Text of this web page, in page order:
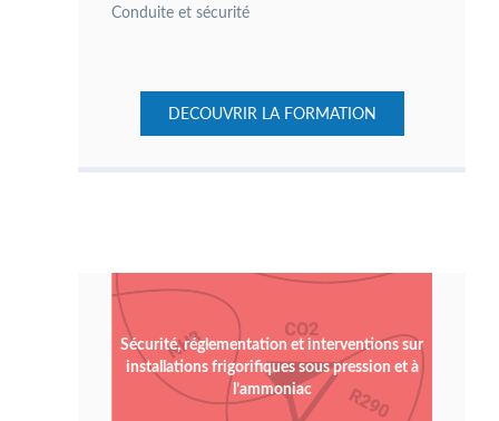
Conduite et sécurité
DECOUVRIR LA FORMATION
Sécurité, réglementation et interventions sur
installations frigorifiques sous pression et à
l’ammoniac